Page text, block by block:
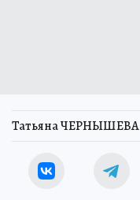
Татьяна ЧЕРНЫШЕВА